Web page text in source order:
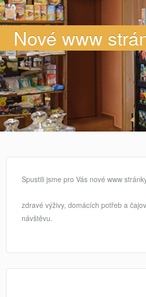
Nové www
Spustili jsme pro Vás nové www
zdravé výživy, domácích potřeb a
návštěvu.